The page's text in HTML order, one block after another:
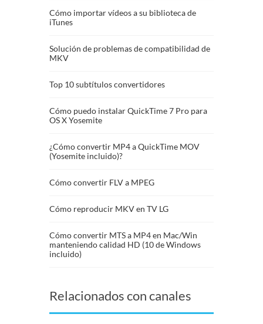
Cómo importar vídeos a su biblioteca de
iTunes
Solución de problemas de compatibilidad de
MKV
Top 10 subtítulos convertidores
Cómo puedo instalar QuickTime 7 Pro para
OS X Yosemite
¿Cómo convertir MP4 a QuickTime MOV
(Yosemite incluido)?
Cómo convertir FLV a MPEG
Cómo reproducir MKV en TV LG
Cómo convertir MTS a MP4 en Mac/Win
manteniendo calidad HD (10 de Windows
incluido)
Relacionados con canales